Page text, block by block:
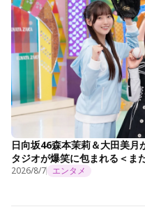
日向坂46森本茉莉＆大田美月
タジオが爆笑に包まれる＜ま
2026/8/7 エンタメ